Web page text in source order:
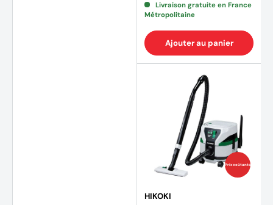
Livraison gratuite en France
Métropolitaine
Ajouter au panier
Prix coûtants
HIKOKI